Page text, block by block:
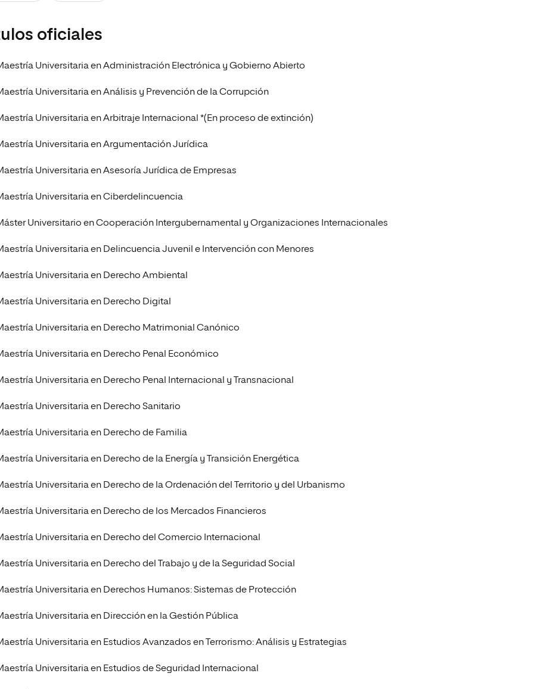
del Territorio y del Urbanismo
oficiales
Universitaria en Administración Electrónica y Gobierno Abierto
Universitaria en Análisis y Prevención de la Corrupción
Universitaria en Arbitraje Internacional *(En proceso de extinción)
Universitaria en Argumentación Jurídica
Universitaria en Asesoría Jurídica de Empresas
Universitaria en Ciberdelincuencia
Universitario en Cooperación Intergubernamental y Organizaciones Internacionales
Universitaria en Delincuencia Juvenil e Intervención con Menores
Universitaria en Derecho Ambiental
Universitaria en Derecho Digital
Universitaria en Derecho Matrimonial Canónico
Universitaria en Derecho Penal Económico
Universitaria en Derecho Penal Internacional y Transnacional
Universitaria en Derecho Sanitario
Universitaria en Derecho de Familia
Universitaria en Derecho de la Energía y Transición Energética
Universitaria en Derecho de la Ordenación del Territorio y del Urbanismo
Universitaria en Derecho de los Mercados Financieros
Universitaria en Derecho del Comercio Internacional
Universitaria en Derecho del Trabajo y de la Seguridad Social
Universitaria en Derechos Humanos: Sistemas de Protección
Universitaria en Dirección en la Gestión Pública
Universitaria en Estudios Avanzados en Terrorismo: Análisis y Estrategias
Universitaria en Estudios de Seguridad Internacional